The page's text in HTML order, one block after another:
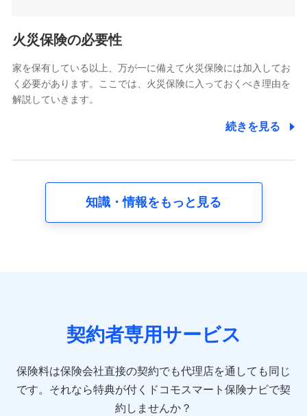
電話対応の品質向上およびお問合せ内容の正確な把握のため
6.採用応募者の個人情報
採用選考および入社手続を実施するため
8.取引先個人情報
取引先としての選定業務、営業情報の提供業務、契約締結手
10.受託業務の 個人情報
11.マイカー通勤管理クラウド並びに法人向けASPサー
ビスに関してのお問い合わせ情報
火災保険の必要性
家を保有している以上、万が一に備えて火災保険には加入してお
く必要があります。ここでは、火災保険に入っておくべき理由を
解説していきます。
続きを見る
知識・情報をもっと見る
契約者専用サービス
保険料は保険会社直接の契約でも代理店を通しても同じ
です。 それなら特典が付くドコモスマート保険ナビで契
約しませんか？